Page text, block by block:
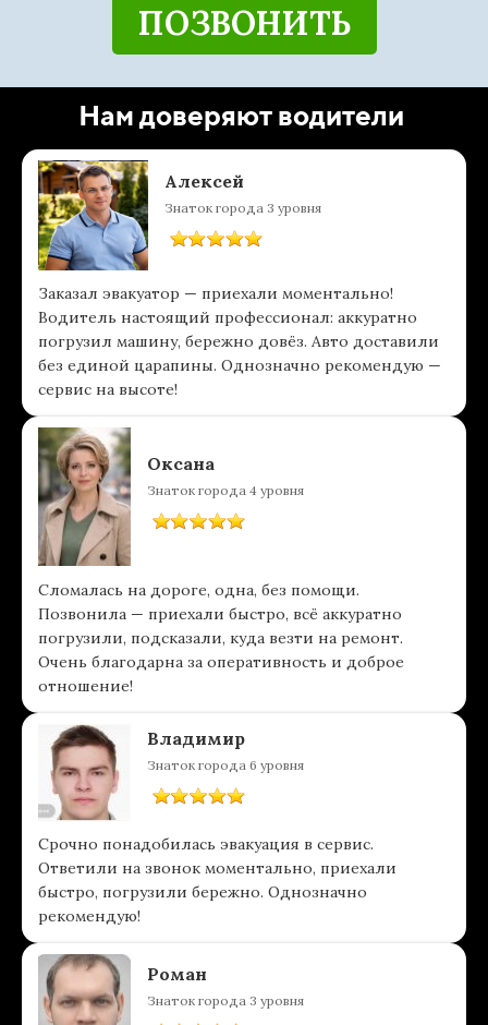
ПОЗВОНИТЬ
Нам доверяют водители
Алексей
Знаток города 3 уровня
Заказал эвакуатор — приехали моментально!
Водитель настоящий профессионал: аккуратно
погрузил машину, бережно довёз. Авто доставили
без единой царапины. Однозначно рекомендую —
сервис на высоте!
Оксана
Знаток города 4 уровня
Сломалась на дороге, одна, без помощи.
Позвонила — приехали быстро, всё аккуратно
погрузили, подсказали, куда везти на ремонт.
Очень благодарна за оперативность и доброе
отношение!
Владимир
Знаток города 6 уровня
Срочно понадобилась эвакуация в сервис.
Ответили на звонок моментально, приехали
быстро, погрузили бережно. Однозначно
рекомендую!
Роман
Знаток города 3 уровня